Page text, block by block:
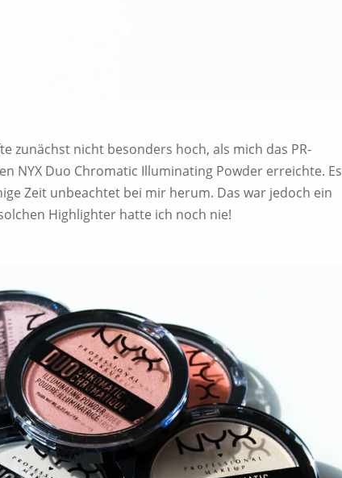
zunächst nicht besonders hoch, als mich das PR-
NYX Duo Chromatic Illuminating Powder erreichte. Es
Zeit unbeachtet bei mir herum. Das war jedoch ein
Highlighter hatte ich noch nie!